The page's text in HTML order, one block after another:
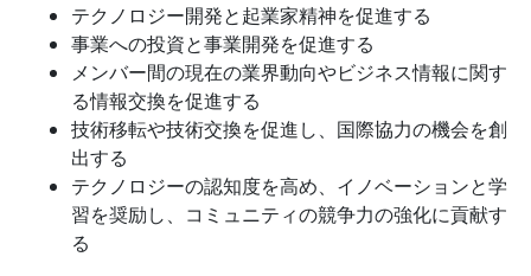
テクノロジー開発と起業家精神を促進する
事業への投資と事業開発を促進する
メンバー間の現在の業界動向やビジネス情報に関す
る情報交換を促進する
技術移転や技術交換を促進し、国際協力の機会を創
出する
テクノロジーの認知度を高め、イノベーションと学
習を奨励し、コミュニティの競争力の強化に貢献す
る